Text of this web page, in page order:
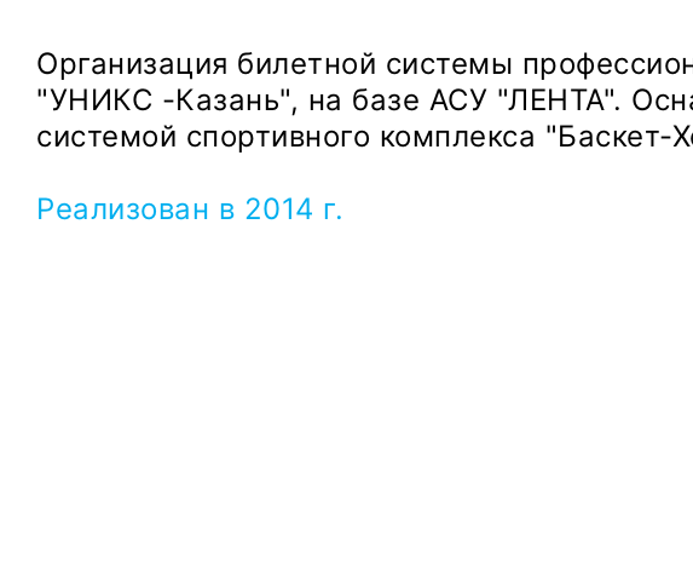
Организация билетной системы
"УНИКС -Казань", на базе АСУ "ЛЕНТА".
системой спортивного комплекса "Баскет-
Реализован в 2014 г.